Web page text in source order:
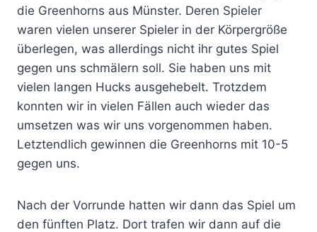
die Greenhorns aus Münster. Deren Spieler
waren vielen unserer Spieler in der Körpergröße
überlegen, was allerdings nicht ihr gutes Spiel
gegen uns schmälern soll. Sie haben uns mit
vielen langen Hucks ausgehebelt. Trotzdem
konnten wir in vielen Fällen auch wieder das
umsetzen was wir uns vorgenommen haben.
Letztendlich gewinnen die Greenhorns mit 10-5
gegen uns.
Nach der Vorrunde hatten wir dann das Spiel um
den fünften Platz. Dort trafen wir dann auf die